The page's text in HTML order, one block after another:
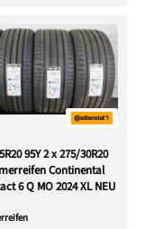
95Y 2 x 275/30R20
Continental
6 Q MO 2024 XL NEU